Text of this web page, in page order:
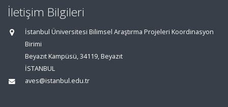
İletişim Bilgileri
İstanbul Üniversitesi Bilimsel Araştırma Projeleri Koordinasyon
Birimi
Beyazıt Kampüsü, 34119, Beyazıt
İSTANBUL
aves@istanbul.edu.tr